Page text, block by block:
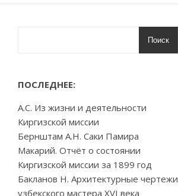
Поиск
ПОСЛЕДНЕЕ:
А.С. Из жизни и деятельности
Киргизской миссии
Бернштам А.Н. Саки Памира
Макарий. Отчёт о состоянии
Киргизской миссии за 1899 год
Бакланов Н. Архитектурные чертежи
узбекского мастера XVI века